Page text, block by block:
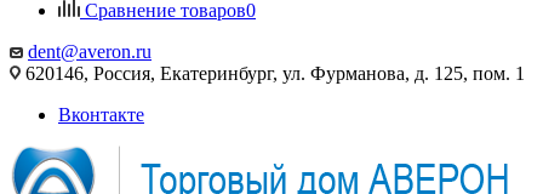
Сравнение товаров0
dent@averon.ru
620146, Россия, Екатеринбург, ул. Фурманова, д. 125, пом. 1
Вконтакте